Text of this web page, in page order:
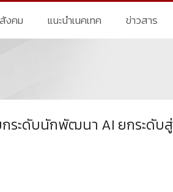
งคม แนะนำเนคเทค ข่าวสาร
กระดับนักพัฒนา AI ยกระดับสู่